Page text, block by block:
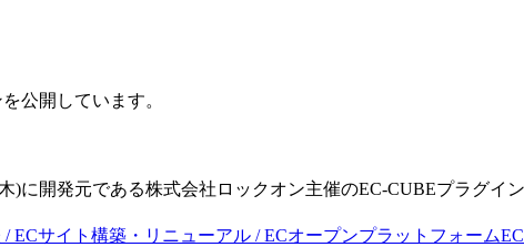
公開しています。
)に開発元である株式会社ロックオン主催のEC-CUBEプラグ
ECサイト構築・リニューアル / ECオープンプラットフォーム